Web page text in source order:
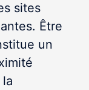
sites
Être
un